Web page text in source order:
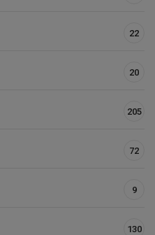
22
20
205
72
9
130